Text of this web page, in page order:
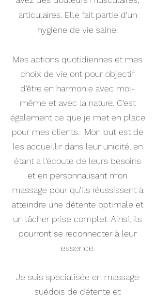
articulaires. Elle fait partie d'un
hygiène de vie saine!
Mes actions quotidiennes et mes
choix de vie ont pour objectif
d'être en harmonie avec moi-
même et avec la nature. C'est
également ce que je met en place
pour mes clients. Mon but est de
les accueillir dans leur unicité, en
étant à l'écoute de leurs besoins
et en personnalisant mon
massage pour qu'ils réussissent à
atteindre une détente optimale et
un lâcher prise complet. Ainsi, ils
pourront se reconnecter à leur
essence.
Je suis spécialisée en massage
suédois de détente et